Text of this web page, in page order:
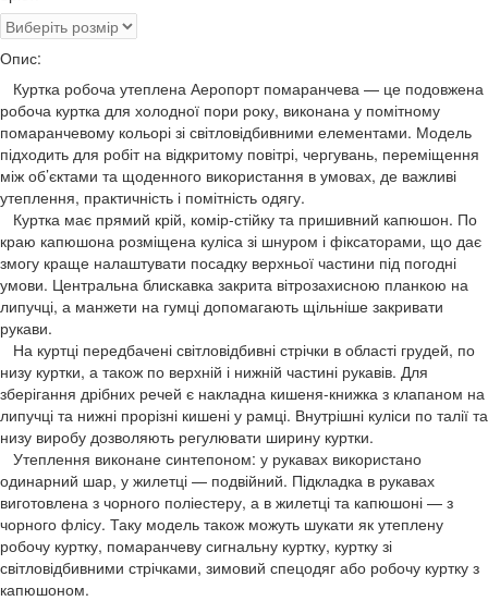
Опис:
Куртка робоча утеплена Аеропорт помаранчева — це подовжена
робоча куртка для холодної пори року, виконана у помітному
помаранчевому кольорі зі світловідбивними елементами. Модель
підходить для робіт на відкритому повітрі, чергувань, переміщення
між об’єктами та щоденного використання в умовах, де важливі
утеплення, практичність і помітність одягу.
Куртка має прямий крій, комір-стійку та пришивний капюшон. По
краю капюшона розміщена куліса зі шнуром і фіксаторами, що дає
змогу краще налаштувати посадку верхньої частини під погодні
умови. Центральна блискавка закрита вітрозахисною планкою на
липучці, а манжети на гумці допомагають щільніше закривати
рукави.
На куртці передбачені світловідбивні стрічки в області грудей, по
низу куртки, а також по верхній і нижній частині рукавів. Для
зберігання дрібних речей є накладна кишеня-книжка з клапаном на
липучці та нижні прорізні кишені у рамці. Внутрішні куліси по талії та
низу виробу дозволяють регулювати ширину куртки.
Утеплення виконане синтепоном: у рукавах використано
одинарний шар, у жилетці — подвійний. Підкладка в рукавах
виготовлена з чорного поліестеру, а в жилетці та капюшоні — з
чорного флісу. Таку модель також можуть шукати як утеплену
робочу куртку, помаранчеву сигнальну куртку, куртку зі
світловідбивними стрічками, зимовий спецодяг або робочу куртку з
капюшоном.